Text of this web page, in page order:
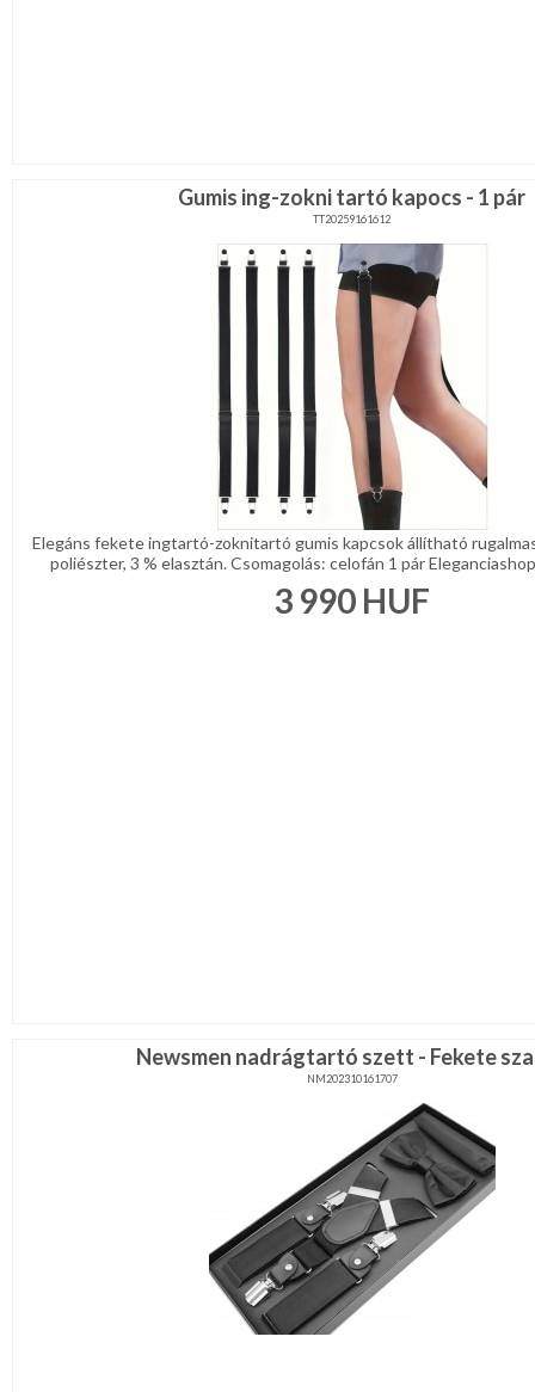
Gumis ing-zokni tartó kapocs - 1 pár
TT20259161612
Elegáns fekete ingtartó-zoknitartó gumis kapcsok állítható
poliészter, 3 % elasztán. Csomagolás: celofán 1 pár
3 990 HUF
Newsmen nadrágtartó szett - Fekete
NM202310161707